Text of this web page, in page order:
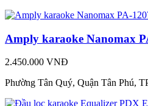
Amply karaoke Nanomax
2.450.000 VNĐ
Phường Tân Quý, Quận Tân Phú,